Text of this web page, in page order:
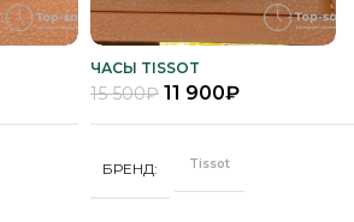
Часы мужские
РЕМЕНЬ
Минеральное
ЧАСЫ TISSOT
15 500₽ 11 900₽
БРЕНД Tissot